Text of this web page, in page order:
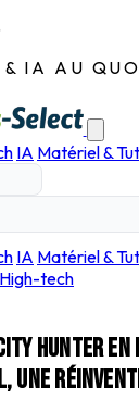
IA AU
IA Matériel &
IA Matériel &
High-tech
Hunter
une